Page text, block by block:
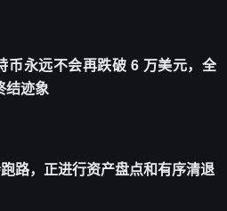
币永远不会再跌破 6 万美元，全
结迹象
路，正进行资产盘点和有序清退